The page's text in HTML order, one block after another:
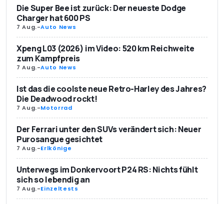
Die Super Bee ist zurück: Der neueste Dodge
Charger hat 600 PS
7 Aug.-Auto News
Xpeng L03 (2026) im Video: 520 km Reichweite
zum Kampfpreis
7 Aug.-Auto News
Ist das die coolste neue Retro-Harley des Jahres?
Die Deadwood rockt!
7 Aug.-Motorrad
Der Ferrari unter den SUVs verändert sich: Neuer
Purosangue gesichtet
7 Aug.-Erlkönige
Unterwegs im Donkervoort P24 RS: Nichts fühlt
sich so lebendig an
7 Aug.-Einzeltests